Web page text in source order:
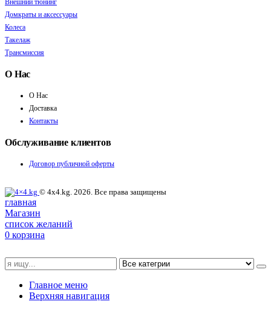
Внешний тюнинг
Домкраты и аксессуары
Колеса
Такелаж
Трансмиссия
О Нас
О Нас
Доставка
Контакты
Обслуживание клиентов
Договор публичной оферты
© 4x4.kg. 2026. Все права защищены
главная
Магазин
список желаний
0 корзина
Главное меню
Верхняя навигация